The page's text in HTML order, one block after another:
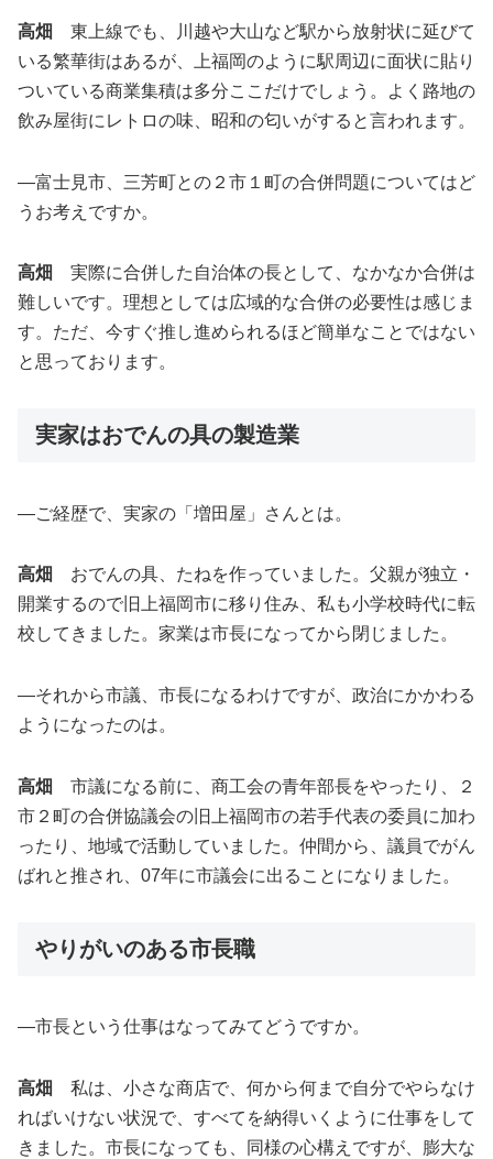
高畑
東上線でも、川越や大山など駅から放射状に延びて
いる繁華街はあるが、上福岡のように駅周辺に面状に貼り
ついている商業集積は多分ここだけでしょう。よく路地の
飲み屋街にレトロの味、昭和の匂いがすると言われます。
―富士見市、三芳町との２市１町の合併問題についてはど
うお考えですか。
高畑
実際に合併した自治体の長として、なかなか合併は
難しいです。理想としては広域的な合併の必要性は感じま
す。ただ、今すぐ推し進められるほど簡単なことではない
と思っております。
実家はおでんの具の製造業
―ご経歴で、実家の「増田屋」さんとは。
高畑
おでんの具、たねを作っていました。父親が独立・
開業するので旧上福岡市に移り住み、私も小学校時代に転
校してきました。家業は市長になってから閉じました。
―それから市議、市長になるわけですが、政治にかかわる
ようになったのは。
高畑
市議になる前に、商工会の青年部長をやったり、２
市２町の合併協議会の旧上福岡市の若手代表の委員に加わ
ったり、地域で活動していました。仲間から、議員でがん
ばれと推され、07年に市議会に出ることになりました。
やりがいのある市長職
―市長という仕事はなってみてどうですか。
高畑
私は、小さな商店で、何から何まで自分でやらなけ
ればいけない状況で、すべてを納得いくように仕事をして
きました。市長になっても、同様の心構えですが、膨大な